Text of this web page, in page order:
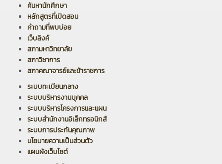
ค้นหานักศึกษา
หลักสูตรที่เปิดสอน
คำถามที่พบบ่อย
เว็บลิงค์
สภามหาวิทยาลัย
สภาวิชาการ
สภาคณาจารย์และข้าราชการ
ระบบทะเบียนกลาง
ระบบบริหารงานบุคคล
ระบบบริหารโครงการและแผน
ระบบสำนักงานอิเล็กทรอนิกส์
ระบบการประกันคุณภาพ
นโยบายความเป็นส่วนตัว
แผนผังเว็บไซต์